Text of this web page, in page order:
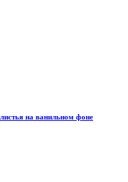
на ванильном фоне